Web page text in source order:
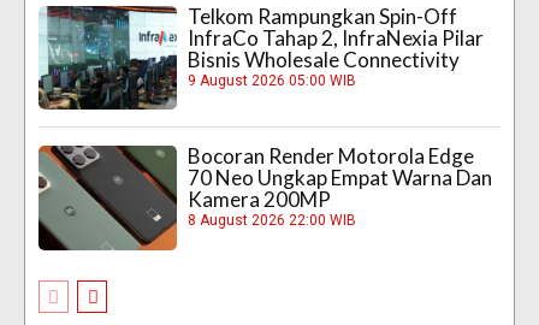
Telkom Rampungkan Spin-Off
InfraCo Tahap 2, InfraNexia Pilar
Bisnis Wholesale Connectivity
9 August 2026 05:00 WIB
Bocoran Render Motorola Edge
70 Neo Ungkap Empat Warna Dan
Kamera 200MP
8 August 2026 22:00 WIB